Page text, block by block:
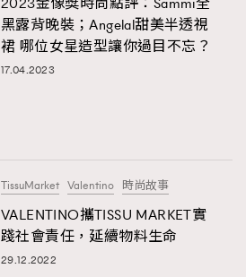
黑露背晚裝；Angelal甜美半透視
裙 哪位女星造型讓你過目不忘？
17.04.2023
TissuMarket Valentino 時尚故事
VALENTINO攜TISSU MARKET實
踐社會責任，延續物料生命
29.12.2022